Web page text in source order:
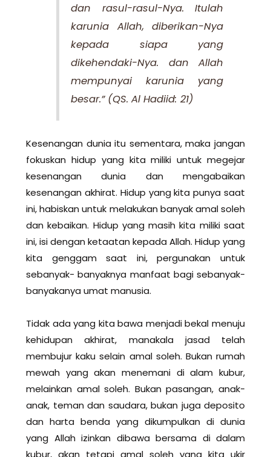
dan rasul-rasul-Nya. Itulah
karunia Allah, diberikan-Nya
kepada siapa yang
dikehendaki-Nya. dan Allah
mempunyai karunia yang
besar.”(QS. Al Hadiid: 21)
Kesenangan dunia itu sementara, maka jangan
fokuskan hidup yang kita miliki untuk megejar
kesenangan dunia dan mengabaikan
kesenangan akhirat. Hidup yang kita punya saat
ini, habiskan untuk melakukan banyak amal soleh
dan kebaikan. Hidup yang masih kita miliki saat
ini, isi dengan ketaatan kepada Allah. Hidup yang
kita genggam saat ini, pergunakan untuk
sebanyak- banyaknya manfaat bagi sebanyak-
banyakanya umat manusia.
Tidak ada yang kita bawa menjadi bekal menuju
kehidupan akhirat, manakala jasad telah
membujur kaku selain amal soleh. Bukan rumah
mewah yang akan menemani di alam kubur,
melainkan amal soleh. Bukan pasangan, anak-
anak, teman dan saudara, bukan juga deposito
dan harta benda yang dikumpulkan di dunia
yang Allah izinkan dibawa bersama di dalam